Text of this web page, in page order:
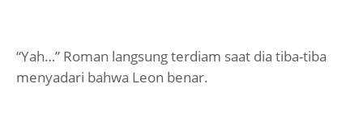
“Yah…” Roman langsung terdiam saat dia tiba-tiba
menyadari bahwa Leon benar.